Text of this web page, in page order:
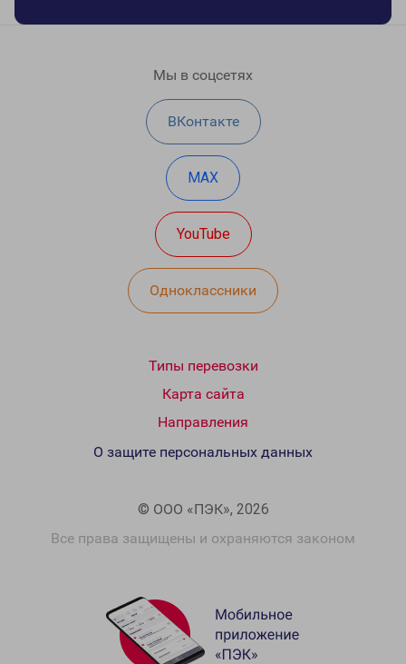
Мы в соцсетях
ВКонтакте
MAX
YouTube
Одноклассники
Типы перевозки
Карта сайта
Направления
© ООО «ПЭК», 2026
Все права защищены и охраняются законом
О защите персональных данных